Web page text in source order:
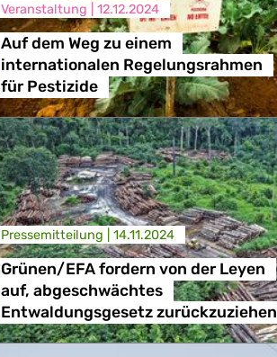
Veranstaltung | 12.12.2024
Auf dem Weg zu einem
internationalen Regelungsrahmen
für Pestizide
Presse­mitteilung | 14.11.2024
Grünen/EFA fordern von der Leyen
auf, abgeschwächtes
Entwaldungsgesetz zurückzuziehen